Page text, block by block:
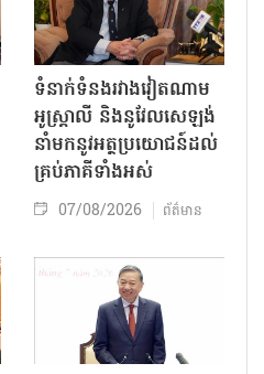
ទំនាក់ទំនងរវាងវៀតណាម
អូស្ត្រាលី និងនូវែលសេឡង់
នាំមកនូវអត្ថប្រយោជន៍ដល់
គ្រប់ភាគីទាំងអស់
07/08/2026 ព័ត៌មាន